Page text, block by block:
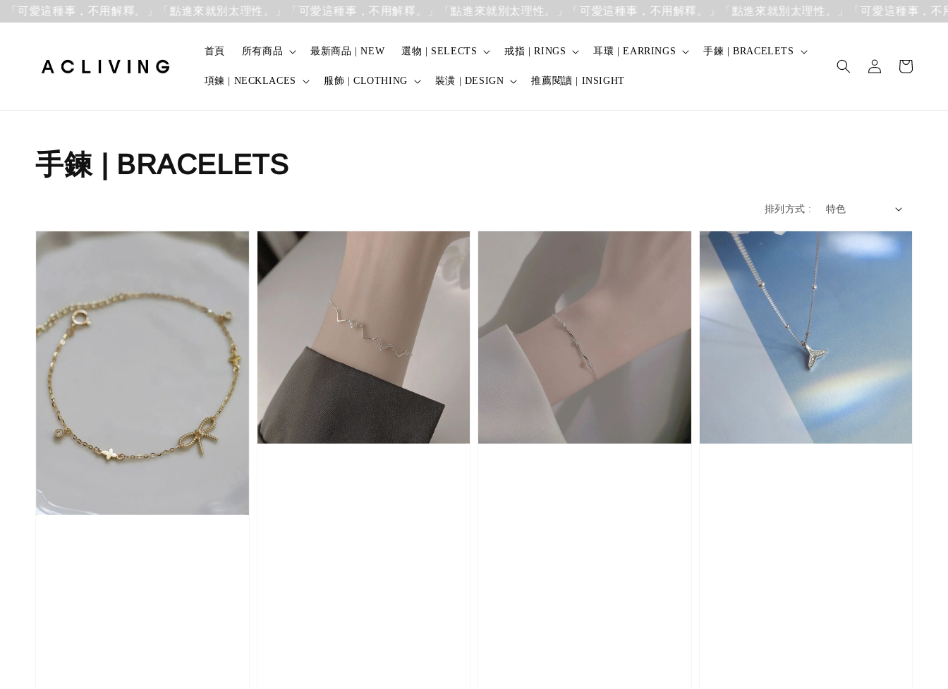
這種事，不用解釋。」「點進來就別太理性。」「可愛這種事，不用解釋。」「點進來就別太理性。」「可愛這種事，不用解釋。」「點進來就別太理性。」「可愛這種事，不用解釋
首頁 所有商品 最新商品 | NEW 選物 | SELECTS 戒指 | RINGS 耳環 | EARRINGS 手鍊 | BRACELETS
項鍊 | NECKLACES 服飾 | CLOTHING 裝潢 | DESIGN 推薦閱讀 | INSIGHT
手鍊 | BRACELETS
排列方式 :